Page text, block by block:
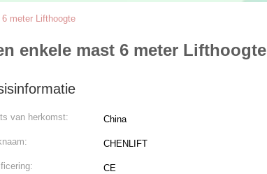
meter Lifthoogte
enkele mast 6 meter Lifthoogte
van herkomst: China
CHENLIFT
CE